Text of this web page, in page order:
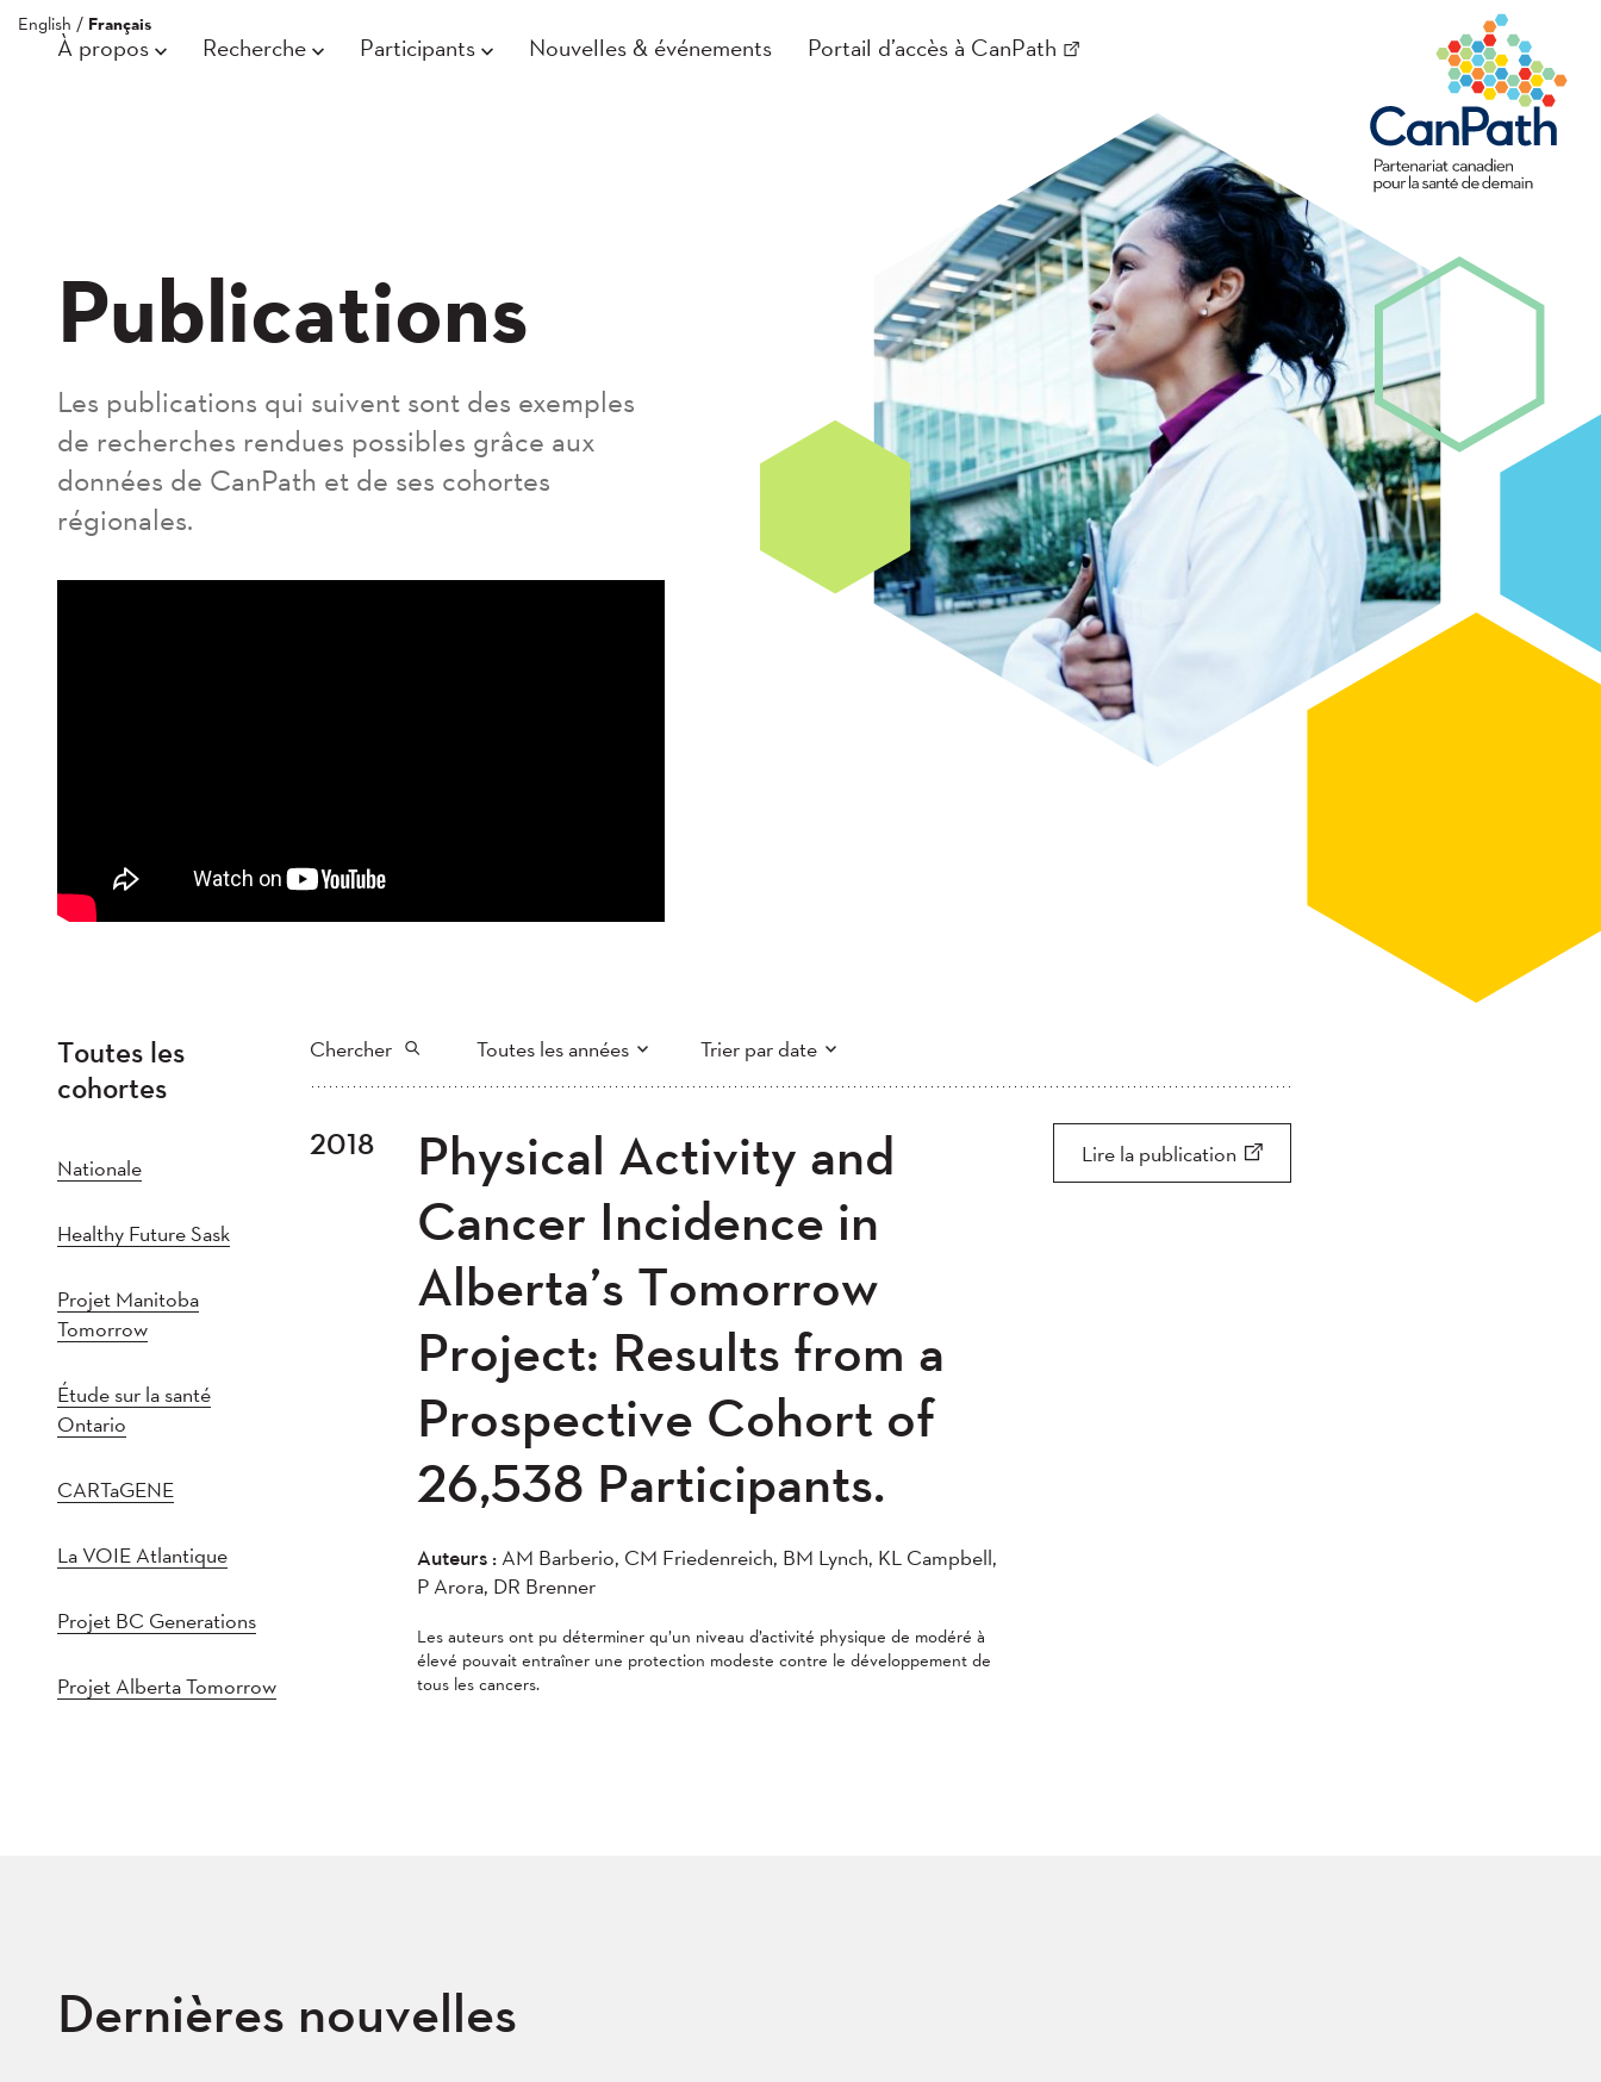
English / Français
À propos Recherche Participants Nouvelles & événements Portail d’accès à CanPath
Publications
Les publications qui suivent sont des exemples
de recherches rendues possibles grâce aux
données de CanPath et de ses cohortes
régionales.
Toutes les
cohortes
Nationale
Healthy Future Sask
Projet Manitoba
Tomorrow
Étude sur la santé
Ontario
CARTaGENE
La VOIE Atlantique
Projet BC Generations
Projet Alberta Tomorrow
Chercher Toutes les années Trier par date
Chercher
Tout
2021
2020 2019 2018
2014
2010 2008 2007
Appliquer
Plus récent au plus ancien Plus ancien au plus récent Appliquer
2018
Physical Activity and
Cancer Incidence in
Alberta’s Tomorrow
Project: Results from a
Prospective Cohort of
26,538 Participants.
Auteurs :AM Barberio, CM Friedenreich, BM Lynch, KL Campbell,
P Arora, DR Brenner
Les auteurs ont pu déterminer qu’un niveau d’activité physique de modéré à
élevé pouvait entraîner une protection modeste contre le développement de
tous les cancers.
Lire la publication
Dernières nouvelles